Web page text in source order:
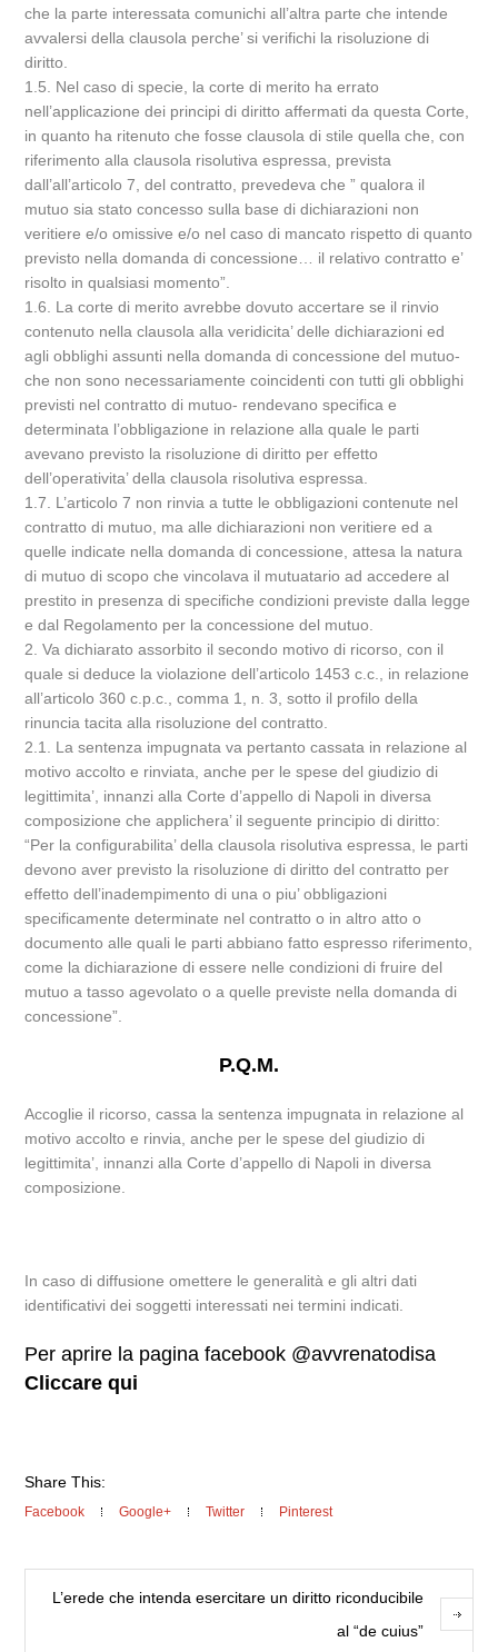
che la parte interessata comunichi all’altra parte che intende
avvalersi della clausola perche’ si verifichi la risoluzione di
diritto.
1.5. Nel caso di specie, la corte di merito ha errato
nell’applicazione dei principi di diritto affermati da questa Corte,
in quanto ha ritenuto che fosse clausola di stile quella che, con
riferimento alla clausola risolutiva espressa, prevista
dall’all’articolo 7, del contratto, prevedeva che ” qualora il
mutuo sia stato concesso sulla base di dichiarazioni non
veritiere e/o omissive e/o nel caso di mancato rispetto di quanto
previsto nella domanda di concessione… il relativo contratto e’
risolto in qualsiasi momento”.
1.6. La corte di merito avrebbe dovuto accertare se il rinvio
contenuto nella clausola alla veridicita’ delle dichiarazioni ed
agli obblighi assunti nella domanda di concessione del mutuo-
che non sono necessariamente coincidenti con tutti gli obblighi
previsti nel contratto di mutuo- rendevano specifica e
determinata l’obbligazione in relazione alla quale le parti
avevano previsto la risoluzione di diritto per effetto
dell’operativita’ della clausola risolutiva espressa.
1.7. L’articolo 7 non rinvia a tutte le obbligazioni contenute nel
contratto di mutuo, ma alle dichiarazioni non veritiere ed a
quelle indicate nella domanda di concessione, attesa la natura
di mutuo di scopo che vincolava il mutuatario ad accedere al
prestito in presenza di specifiche condizioni previste dalla legge
e dal Regolamento per la concessione del mutuo.
2. Va dichiarato assorbito il secondo motivo di ricorso, con il
quale si deduce la violazione dell’articolo 1453 c.c., in relazione
all’articolo 360 c.p.c., comma 1, n. 3, sotto il profilo della
rinuncia tacita alla risoluzione del contratto.
2.1. La sentenza impugnata va pertanto cassata in relazione al
motivo accolto e rinviata, anche per le spese del giudizio di
legittimita’, innanzi alla Corte d’appello di Napoli in diversa
composizione che applichera’ il seguente principio di diritto:
“Per la configurabilita’ della clausola risolutiva espressa, le parti
devono aver previsto la risoluzione di diritto del contratto per
effetto dell’inadempimento di una o piu’ obbligazioni
specificamente determinate nel contratto o in altro atto o
documento alle quali le parti abbiano fatto espresso riferimento,
come la dichiarazione di essere nelle condizioni di fruire del
mutuo a tasso agevolato o a quelle previste nella domanda di
concessione”.
P.Q.M.
Accoglie il ricorso, cassa la sentenza impugnata in relazione al
motivo accolto e rinvia, anche per le spese del giudizio di
legittimita’, innanzi alla Corte d’appello di Napoli in diversa
composizione.
In caso di diffusione omettere le generalità e gli altri dati
identificativi dei soggetti interessati nei termini indicati.
Per aprire la pagina facebook @avvrenatodisa
Cliccare qui
Share This:
Facebook Google+ Twitter Pinterest
L’erede che intenda esercitare un diritto riconducibile
al “de cuius”